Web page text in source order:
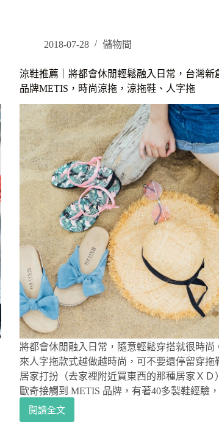
@
蜜
飾
品.
輕
珠
寶
ptt.
送
禮
推
薦.
輕
翡
翠.
首
飾
項
鍊
試
｜
福
斯
new
Polo
評
價、
全
新
第
代
new Polo
大
改
款
德
國
原
裝
進
口、
關
上
車
門
盡
情
享
2018-07-28 儲物間
涼鞋推薦｜將都會休閒輕鬆融入日常，台灣新
品牌METIS，時尚涼拖，涼拖鞋、人字拖
將都會休閒融入日常，隨意輕鬆穿搭就很時尚
來人字拖款式越做越時尚，可不要還停留穿拖
居家打扮（去家裡附近買東西的那種居家ＸＤ
歐奇接觸到 METIS 品牌，有著40多製鞋經驗
閱讀全文
涼